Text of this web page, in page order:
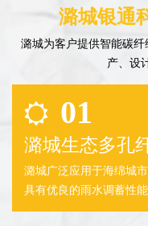
潞城银通
潞城为客户提供智能碳
产、设
01
潞城生态多孔
潞城广泛应用于海绵城
具有优良的雨水调蓄性能